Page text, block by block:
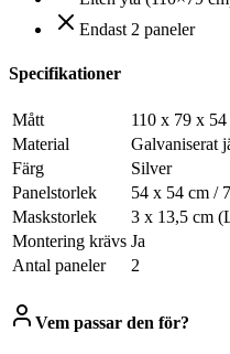
Endast 2 paneler
Specifikationer
Mått
110 x 79 x
Material
Galvaniserat
Färg
Silver
Panelstorlek
54 x 54 cm /
Maskstorlek
3 x 13,5 cm
Montering krävs Ja
Antal paneler
2
Vem passar den för?